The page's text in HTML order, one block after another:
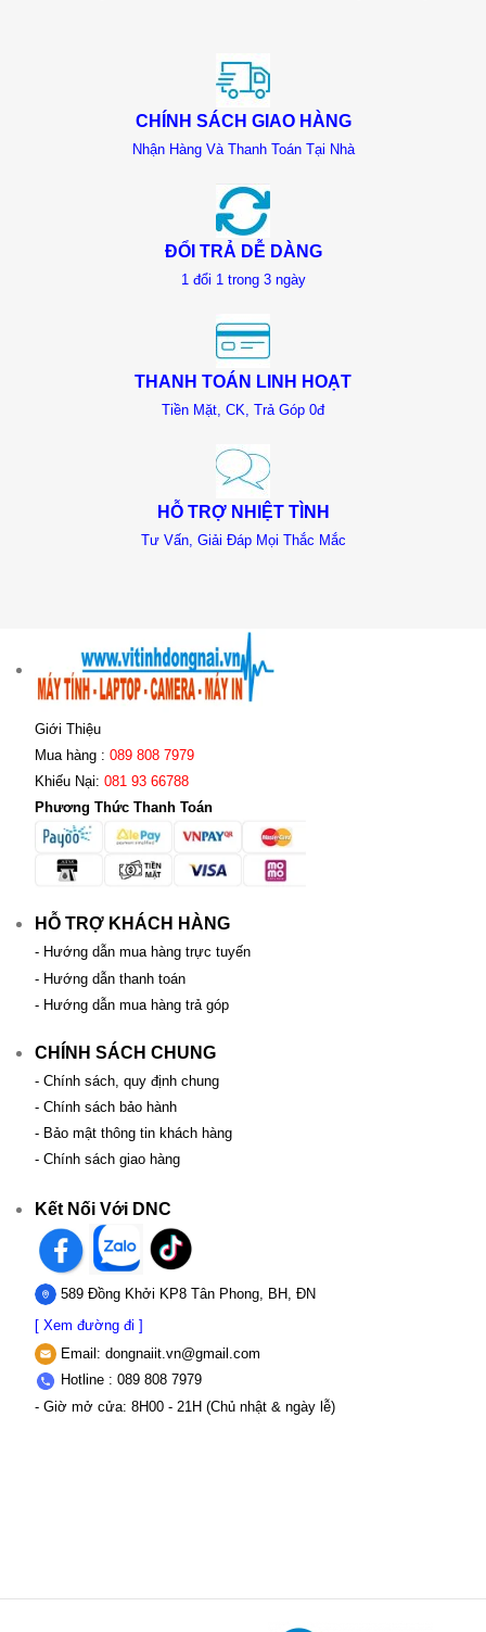
CHÍNH SÁCH GIAO HÀNG
Nhận Hàng Và Thanh Toán Tại Nhà
ĐỔI TRẢ DỄ DÀNG
1 đổi 1 trong 3 ngày
THANH TOÁN LINH HOẠT
Tiền Mặt, CK, Trả Góp 0đ
HỖ TRỢ NHIỆT TÌNH
Tư Vấn, Giải Đáp Mọi Thắc Mắc
Giới Thiệu
Mua hàng : 089 808 7979
Khiếu Nại: 081 93 66788
Phương Thức Thanh Toán
HỖ TRỢ KHÁCH HÀNG
- Hướng dẫn mua hàng trực tuyến
- Hướng dẫn thanh toán
- Hướng dẫn mua hàng trả góp
CHÍNH SÁCH CHUNG
- Chính sách, quy định chung
- Chính sách bảo hành
- Bảo mật thông tin khách hàng
- Chính sách giao hàng
Kết Nối Với DNC
589 Đồng Khởi KP8 Tân Phong, BH, ĐN
[ Xem đường đi ]
Email: dongnaiit.vn@gmail.com
Hotline : 089 808 7979
- Giờ mở cửa: 8H00 - 21H (Chủ nhật & ngày lễ)